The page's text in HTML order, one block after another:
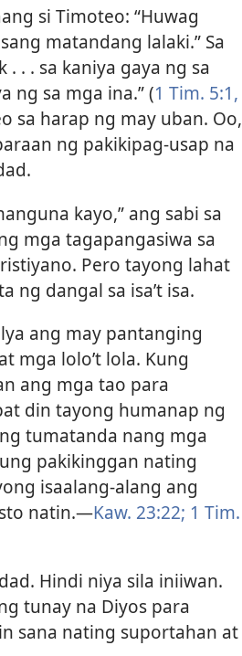
si Timoteo: “Huwag
matandang lalaki.” Sa
. . sa kaniya gaya ng sa
ng sa mga ina.” (1 Tim. 5:1,
sa harap ng may uban. Oo,
ng pakikipag-usap na
kayo,” ang sabi sa
mga tagapangasiwa sa
Pero tayong lahat
ng dangal sa isa’t isa.
ang may pantanging
mga lolo’t lola. Kung
ang mga tao para
din tayong humanap ng
tumatanda nang mga
pakikinggan nating
isaalang-alang ang
natin.​—Kaw. 23:22; 1 Tim.
Hindi niya sila iniiwan.
tunay na Diyos para
sana nating suportahan at